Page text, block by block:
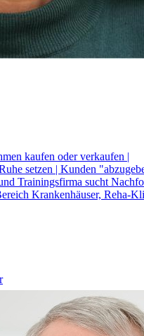
kaufen oder verkaufen |
setzen | Kunden
Trainingsfirma sucht
Krankenhäuser, Reha-